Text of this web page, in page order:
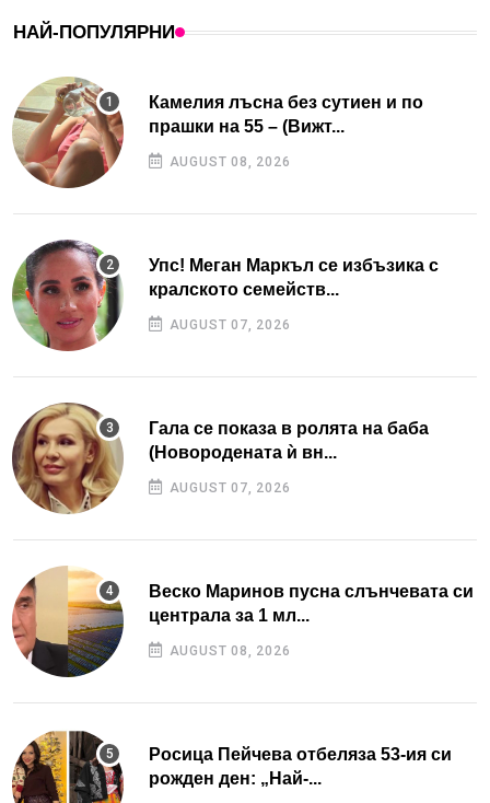
НАЙ-ПОПУЛЯРНИ
Камелия лъсна без сутиен и по
прашки на 55 – (Вижт...
AUGUST 08, 2026
Упс! Меган Маркъл се избъзика с
кралското семейств...
AUGUST 07, 2026
Гала се показа в ролята на баба
(Новородената ѝ вн...
AUGUST 07, 2026
Веско Маринов пусна слънчевата си
централа за 1 мл...
AUGUST 08, 2026
Росица Пейчева отбеляза 53-ия си
рожден ден: „Най-...